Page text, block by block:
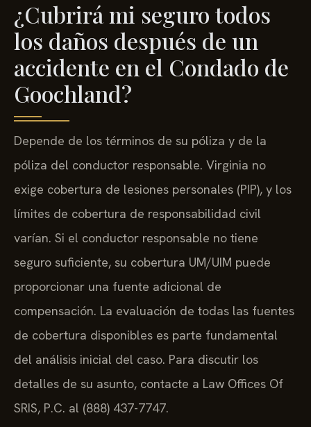
¿Cubrirá mi seguro todos
los daños después de un
accidente en el Condado de
Goochland?
Depende de los términos de su póliza y de la
póliza del conductor responsable. Virginia no
exige cobertura de lesiones personales (PIP), y los
límites de cobertura de responsabilidad civil
varían. Si el conductor responsable no tiene
seguro suficiente, su cobertura UM/UIM puede
proporcionar una fuente adicional de
compensación. La evaluación de todas las fuentes
de cobertura disponibles es parte fundamental
del análisis inicial del caso. Para discutir los
detalles de su asunto, contacte a Law Offices Of
SRIS, P.C. al (888) 437-7747.